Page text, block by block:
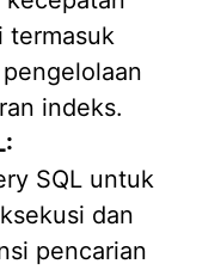
termasuk
indeks.
SQL untuk
dan
pencarian